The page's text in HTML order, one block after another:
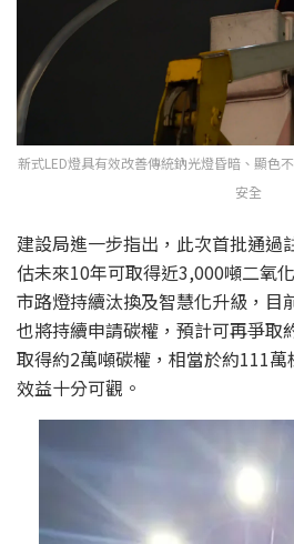
新式LED燈具有效改善傳統鈉光燈昏暗、顯色
安全
建設局進一步指出，此次首批通過
估未來10年可取得近3,000噸二氧
市路燈持續汰換及智慧化升級，目
也將持續申請碳權，預計可再爭取
取得約2萬噸碳權，相當於約111
效益十分可觀。